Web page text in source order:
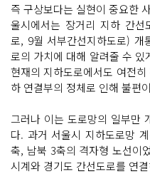
즉 구상보다는 실현이 중요한
울시에서는 장거리 지하 간선
로, 9월 서부간선지하도로) 개
로의 가치에 대해 알려줄 수
현재의 지하도로에서도 여전
하 연결부의 정체로 인해 불편
그러나 이는 도로망의 일부만
다. 과거 서울시 지하도로망
축, 남북 3축의 격자형 노선이
시계와 경기도 간선도로를 연